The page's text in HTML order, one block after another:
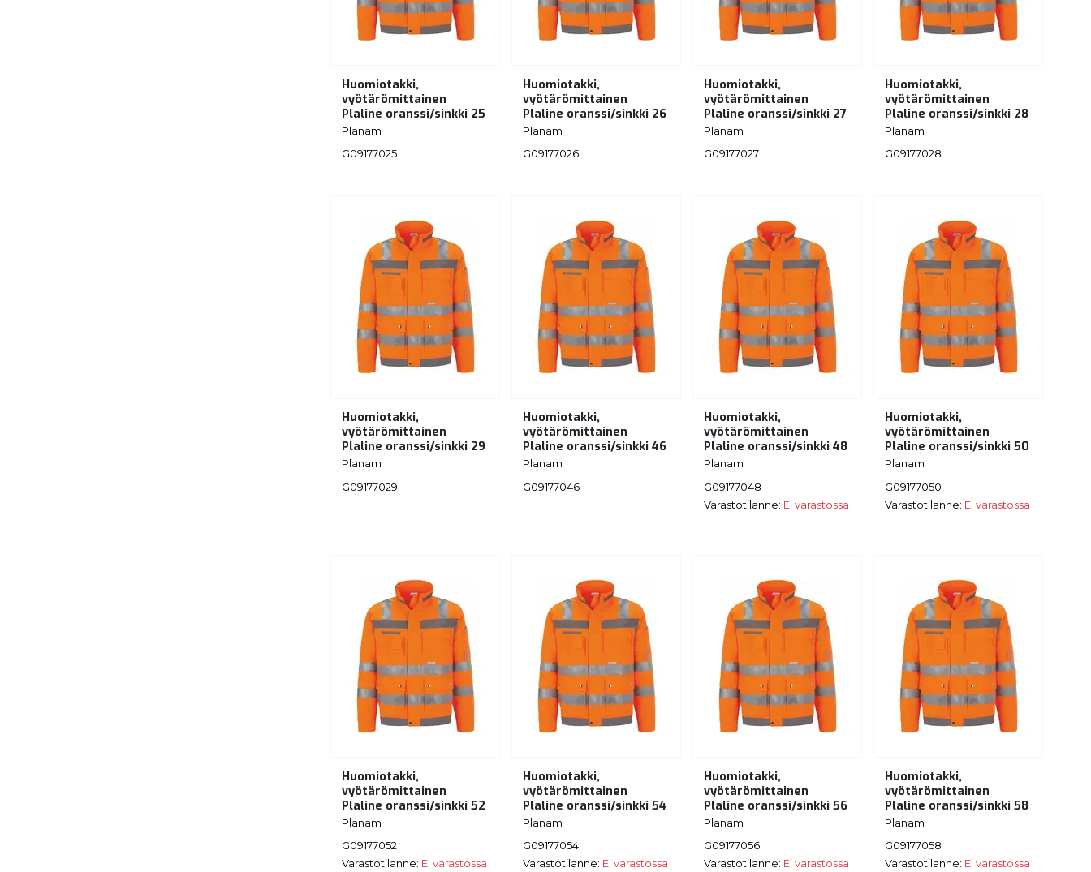
Huomiotakki,
vyötärömittainen
Plaline oranssi/sinkki 25
Planam
G09177025
Huomiotakki,
vyötärömittainen
Plaline oranssi/sinkki 26
Planam
G09177026
Huomiotakki,
vyötärömittainen
Plaline oranssi/sinkki 27
Planam
G09177027
Huomiotakki,
vyötärömittainen
Plaline oranssi/sinkki 28
Planam
G09177028
Huomiotakki,
vyötärömittainen
Plaline oranssi/sinkki 29
Planam
G09177029
Huomiotakki,
vyötärömittainen
Plaline oranssi/sinkki 46
Planam
G09177046
Huomiotakki,
vyötärömittainen
Plaline oranssi/sinkki 48
Planam
G09177048
Varastotilanne: Ei varastossa
Huomiotakki,
vyötärömittainen
Plaline oranssi/sinkki 50
Planam
G09177050
Varastotilanne: Ei varastossa
Huomiotakki,
vyötärömittainen
Plaline oranssi/sinkki 52
Planam
G09177052
Varastotilanne: Ei varastossa
Huomiotakki,
vyötärömittainen
Plaline oranssi/sinkki 54
Planam
G09177054
Varastotilanne: Ei varastossa
Huomiotakki,
vyötärömittainen
Plaline oranssi/sinkki 56
Planam
G09177056
Varastotilanne: Ei varastossa
Huomiotakki,
vyötärömittainen
Plaline oranssi/sinkki 58
Planam
G09177058
Varastotilanne: Ei varastossa